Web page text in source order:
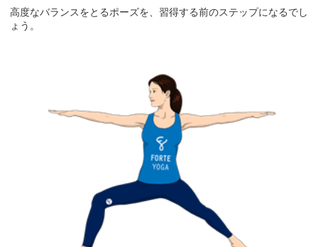
高度なバランスをとるポーズを、習得する前のステップになるでし
ょう。